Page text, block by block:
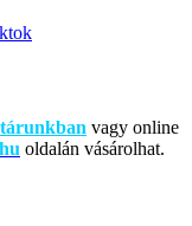
vagy online
oldalán vásárolhat.